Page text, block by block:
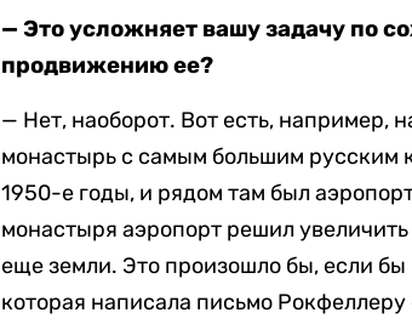
— Это усложняет вашу задачу по
продвижению ее?
— Нет, наоборот. Вот есть, например,
монастырь с самым большим русским
1950-е годы, и рядом там был
монастыря аэропорт решил
еще земли. Это произошло бы, если
которая написала письмо